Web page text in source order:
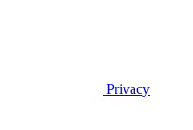
Privacy